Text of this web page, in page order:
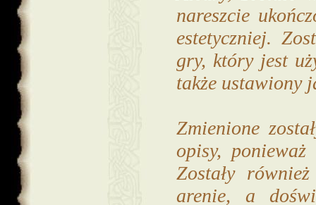
nareszcie
estetyczniej.
gry, który jest
także ustawiony
Zmienione
opisy,
Zostały
arenie, a